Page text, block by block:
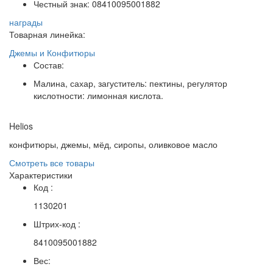
Честный знак: 08410095001882
награды
Товарная линейка:
Джемы и Конфитюры
Состав:
Малина, сахар, загуститель: пектины, регулятор
кислотности: лимонная кислота.
Helios
конфитюры, джемы, мёд, сиропы, оливковое масло
Смотреть все товары
Характеристики
Код :
1130201
Штрих-код :
8410095001882
Вес: